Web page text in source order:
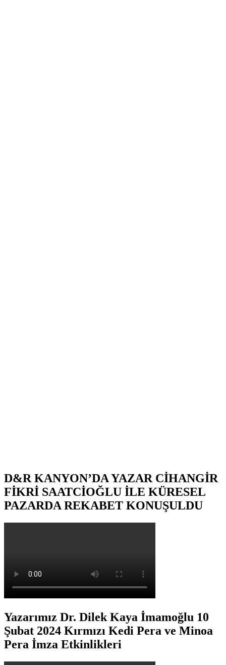
D&R KANYON’DA YAZAR CİHANGİR
FİKRİ SAATCİOĞLU İLE KÜRESEL
PAZARDA REKABET KONUŞULDU
Yazarımız Dr. Dilek Kaya İmamoğlu 10
Şubat 2024 Kırmızı Kedi Pera ve Minoa
Pera İmza Etkinlikleri